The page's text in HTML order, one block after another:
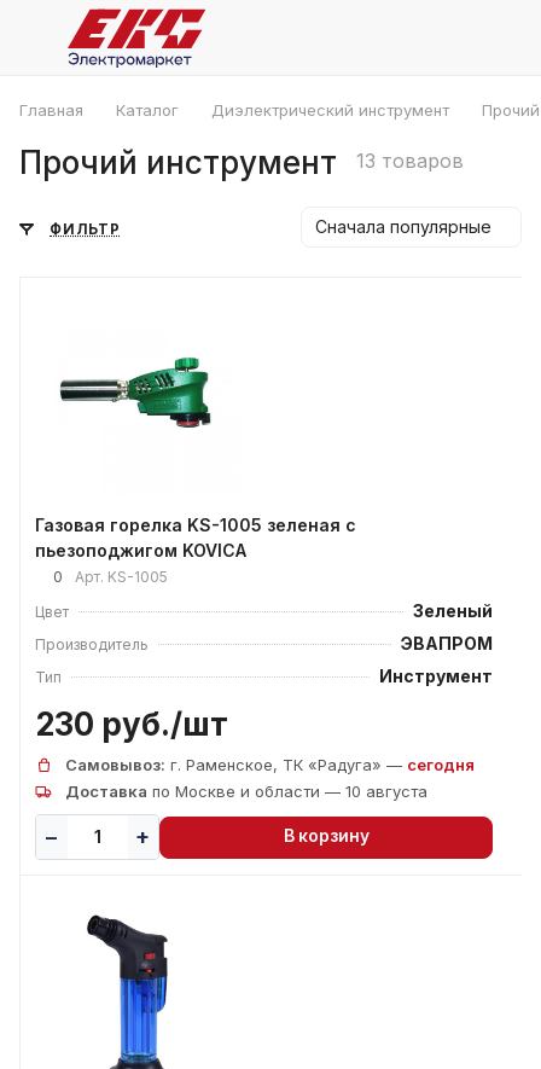
Главная Каталог Диэлектрический инструмент
Прочий инструмент 13 товаров
ФИЛЬТР Сначала популярные
Газовая горелка KS-1005 зеленая с
пьезоподжигом KOVICA
0 Арт. KS-1005
Цвет
Зеленый
Производитель ЭВАПРОМ
Тип Инструмент
230 руб./шт
Самовывоз: г. Раменское, ТК «Радуга» — сегодня
Доставка по Москве и области — 10 августа
В корзину